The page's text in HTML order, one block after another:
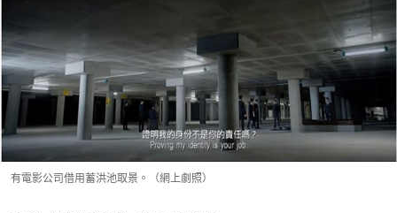
有電影公司借用蓄洪池取景。（網上劇照）